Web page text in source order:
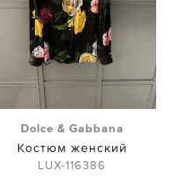
Dolce & Gabbana
Костюм женский
LUX-116386